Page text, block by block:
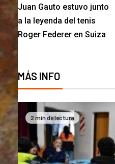
Juan Gauto estuvo junto
a la leyenda del tenis
Roger Federer en Suiza
MÁS INFO
2 min de lectura